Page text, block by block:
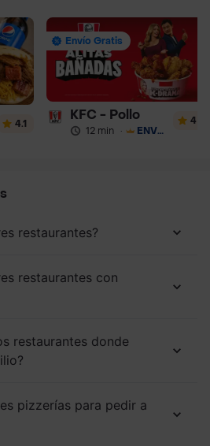
4.1
Envío Gratis
KFC - Pollo
12 min · ENVÍO GRATIS
4
restaurantes?
restaurantes con
restaurantes donde
pizzerías para pedir a